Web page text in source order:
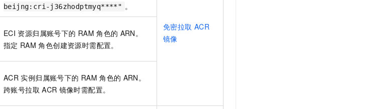
beijng:cri-j36zhodptmyq****" 。
免密拉取 ACR
镜像
ECI 资源归属账号下的 RAM 角色的 ARN。
指定 RAM 角色创建资源时需配置。
ACR 实例归属账号下的 RAM 角色的 ARN。
跨账号拉取 ACR 镜像时需配置。
R1 满血版 超强辅助，Bolt.diy 一步搞定创意建站
通过自然语言交互简化开发流程,全栈开发支持